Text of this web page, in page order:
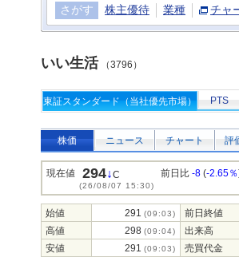
さがす 株主優待 業種 チャ
いい生活（3796）
東証スタンダード（当社優先市場） PTS
株価 ニュース チャート 評
現在値 294↓C
(26/08/07 15:30)
前日比 -8 (-2.65％
始値 291 (09:03)
前日終値
高値
298 (09:04)
出来高
安値
291 (09:03) 売買代金